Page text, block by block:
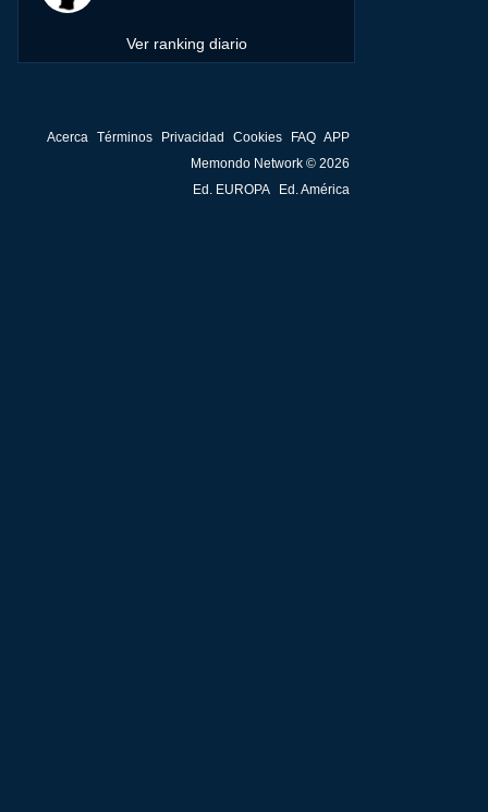
Ver ranking diario
Acerca Términos Privacidad Cookies FAQ APP
Memondo Network © 2026
Ed. EUROPA
Ed. América